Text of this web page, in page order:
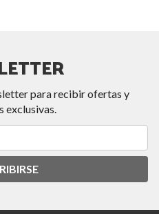
para recibir ofertas y
exclusivas.